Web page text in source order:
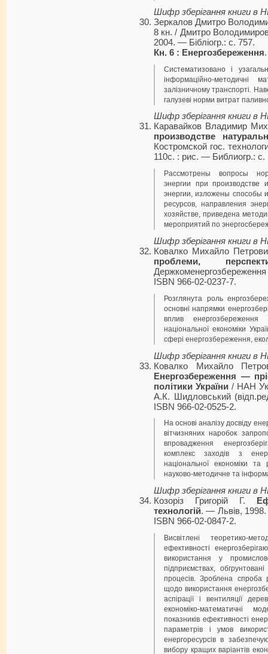
Шифр зберігання книги в
Зеркалов Дмитро
8 кн. / Дмитро
2004. — Бібліогр.: с. 757.
Кн. 6 : Енергозбереження
Систематизовано і
інформаційно-методичні
залізничному транспорті.
галузеві норми витрат
Шифр зберігання книги в
Каравайков Владимир
производстве
Костромской гос.
110с. : рис. — Библиогр.:
Рассмотрены вопросы
энергии при производстве
энергии, изложены способы
ресурсов, направления
хозяйстве, приведена
мероприятий по
Шифр зберігання книги в
Ковалко Михайло
проблеми,
ISBN 966-02-0237-7.
Розглянута роль
основні напрямки
вплив енергозбереження
національної економіки
сфері енергозбереження,
Шифр зберігання книги в
Ковалко Михайло
Енергозбереження —
політики України / НАН
А.К. Шидловський
ISBN 966-02-0525-2.
На основі аналізу досвіду
вітчизняних наробок
впровадження
комплекс заходів з
національної економіки та
науково-методичне та
Шифр зберігання книги в
Козоріз Григорій Г.
технологій. — Львів,
ISBN 966-02-0847-2.
Висвітлені теоретико-
ефективності
використання у
підприємствах,
процесів. Зроблена спроба
щодо використання
аспірації і вентиляції
економіко-математичні
показників ефективності
параметрів і умов
енергоресурсів в
вибору кращих варіантів